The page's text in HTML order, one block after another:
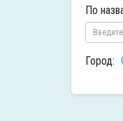
По
Город: